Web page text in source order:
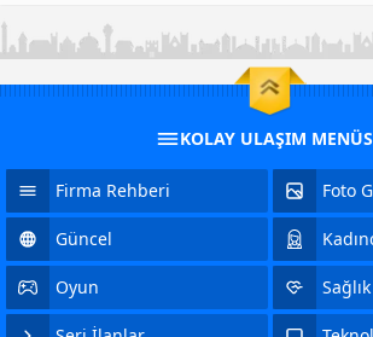
KOLAY ULAŞIM
Firma Rehberi Foto
Güncel
Oyun Sağlık